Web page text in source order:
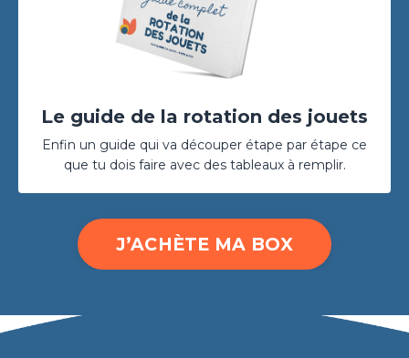
Le guide de la rotation des jouets
Enfin un guide qui va découper étape par étape ce
que tu dois faire avec des tableaux à remplir.
J’ACHÈTE MA BOX